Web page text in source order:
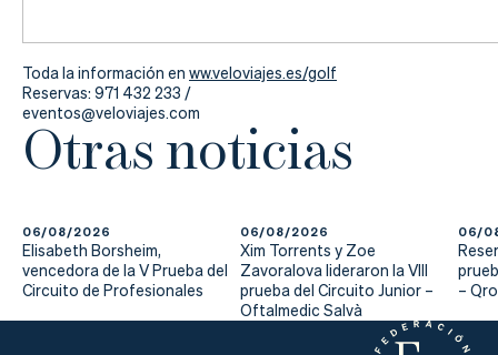
Toda la información en ww.veloviajes.es/golf
Reservas: 971 432 233 /
eventos@veloviajes.com
Otras noticias
06/08/2026
Elisabeth Borsheim,
vencedora de la V Prueba del
Circuito de Profesionales
06/08/2026
Xim Torrents y Zoe
Zavoralova lideraron la VIII
prueba del Circuito Junior –
Oftalmedic Salvà
06/
–